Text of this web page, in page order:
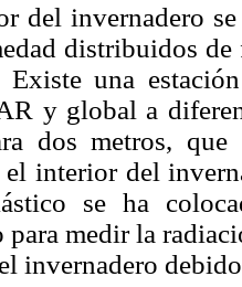
del invernadero
distribuidos
Existe una
y global a
dos metros,
el interior del
se ha
para medir la
invernadero